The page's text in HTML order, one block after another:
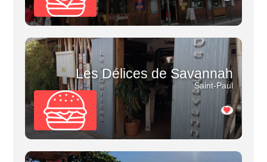
Les Délices de Savannah
Saint-Paul